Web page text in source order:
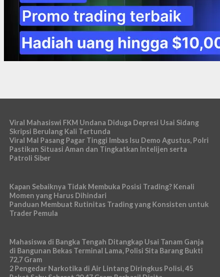
Viral Mahasiswi FKM Undana Diduga Depresi Usai Sidang
Skripsi Berulang Kali Tertunda
Viral Mal Pasang Pagar Tinggi Imbas Isu Demo Agustus, Polri
Pastikan Situasi Aman dan Tingkatkan Intelijen serta
Patroli Siber
Kapan Sebaiknya Tidak Membuka Posisi Trading? Kenali
Momen yang Harus Dihindari
Panduan Membuat Rutinitas Trading yang Konsisten untuk
Trader Pemula
Mahasiswa di Bangka Tengah Ditangkap Usai Tanam Ganja
di Bangunan Bekas Terminal Lama, Polisi Sita Barang Bukti
72,7 Gram
2 Pengedar Narkotika di Air Lintang Diringkus Polisi, 45